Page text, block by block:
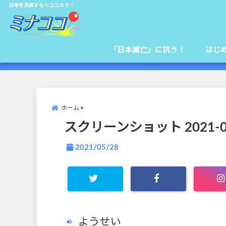
日常を見直すならココカラ！
「日本滅亡」に抗う！ はじ
ホーム
スクリーンショット 2021-
2021/05/28